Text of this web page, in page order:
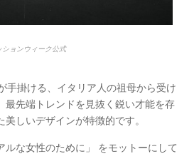
ョンウィーク公式
手掛ける、イタリア人の祖母から受け
最先端トレンドを見抜く鋭い才能を存
しいデザインが特徴的です。
ルな女性のために」 をモットーにして